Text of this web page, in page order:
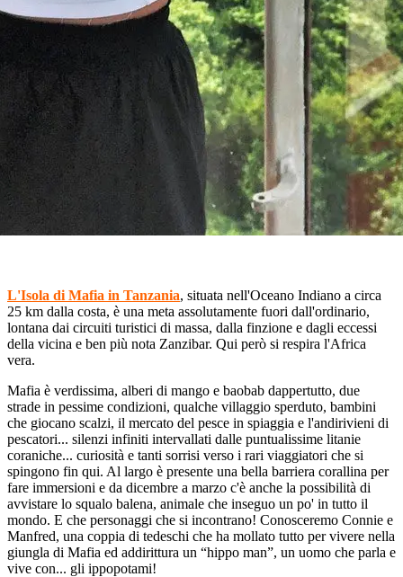
L'Isola di Mafia in Tanzania, situata nell'Oceano Indiano a circa
25 km dalla costa, è una meta assolutamente fuori dall'ordinario,
lontana dai circuiti turistici di massa, dalla finzione e dagli eccessi
della vicina e ben più nota Zanzibar. Qui però si respira l'Africa
vera.
Mafia è verdissima, alberi di mango e baobab dappertutto, due
strade in pessime condizioni, qualche villaggio sperduto, bambini
che giocano scalzi, il mercato del pesce in spiaggia e l'andirivieni di
pescatori... silenzi infiniti intervallati dalle puntualissime litanie
coraniche... curiosità e tanti sorrisi verso i rari viaggiatori che si
spingono fin qui. Al largo è presente una bella barriera corallina per
fare immersioni e da dicembre a marzo c'è anche la possibilità di
avvistare lo squalo balena, animale che inseguo un po' in tutto il
mondo. E che personaggi che si incontrano! Conosceremo Connie e
Manfred, una coppia di tedeschi che ha mollato tutto per vivere nella
giungla di Mafia ed addirittura un “hippo man”, un uomo che parla e
vive con... gli ippopotami!